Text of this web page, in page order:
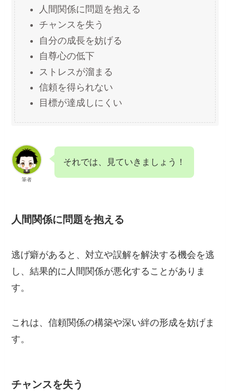
人間関係に問題を抱える
チャンスを失う
自分の成長を妨げる
自尊心の低下
ストレスが溜まる
信頼を得られない
目標が達成しにくい
筆者
それでは、見ていきましょう！
人間関係に問題を抱える
逃げ癖があると、対立や誤解を解決する機会を逃
し、結果的に人間関係が悪化することがありま
す。
これは、信頼関係の構築や深い絆の形成を妨げま
す。
チャンスを失う